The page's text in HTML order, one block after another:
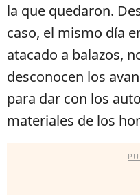
la que quedaron.
caso, el mismo día
atacado a balazos,
desconocen los
para dar con los
materiales de los